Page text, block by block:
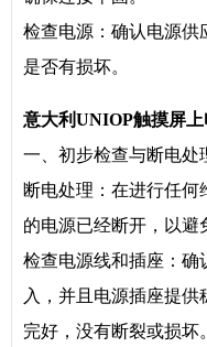
检查电源：确认电源供
是否有损坏。
意大利UNIOP触摸屏
一、初步检查与断电处
断电处理：在进行任
的电源已经断开，以避
检查电源线和插座：确
入，并且电源插座提
完好，没有断裂或损坏。